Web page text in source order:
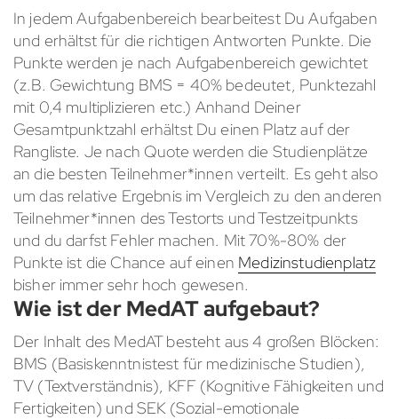
In jedem Aufgabenbereich bearbeitest Du Aufgaben
und erhältst für die richtigen Antworten Punkte. Die
Punkte werden je nach Aufgabenbereich gewichtet
(z.B. Gewichtung BMS = 40% bedeutet, Punktezahl
mit 0,4 multiplizieren etc.) Anhand Deiner
Gesamtpunktzahl erhältst Du einen Platz auf der
Rangliste. Je nach Quote werden die Studienplätze
an die besten Teilnehmer*innen verteilt. Es geht also
um das relative Ergebnis im Vergleich zu den anderen
Teilnehmer*innen des Testorts und Testzeitpunkts
und du darfst Fehler machen. Mit 70%-80% der
Punkte ist die Chance auf einen Medizinstudienplatz
bisher immer sehr hoch gewesen.
Wie ist der MedAT aufgebaut?
Der Inhalt des MedAT besteht aus 4 großen Blöcken:
BMS (Basiskenntnistest für medizinische Studien),
TV (Textverständnis), KFF (Kognitive Fähigkeiten und
Fertigkeiten) und SEK (Sozial-emotionale